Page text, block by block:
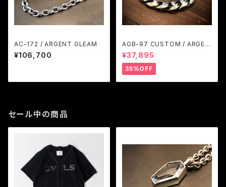
AC-172 / ARGENT GLEAM
¥106,700
AGB-97 CUSTOM / ARGEN
T GLEAM
¥37,895
35%OFF
セール中の商品